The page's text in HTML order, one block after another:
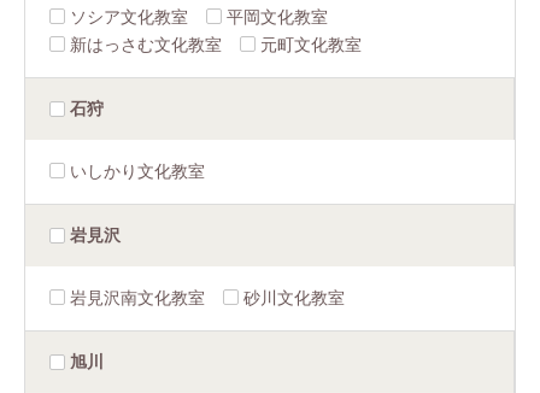
ソシア文化教室
平岡文化教室
新はっさむ文化教室
元町文化教室
石狩
いしかり文化教室
岩見沢
岩見沢南文化教室 砂川文化教室
旭川